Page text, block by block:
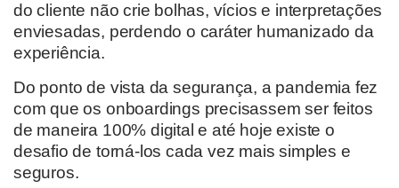
do cliente não crie bolhas, vícios e interpretações
enviesadas, perdendo o caráter humanizado da
experiência.
Do ponto de vista da segurança, a pandemia fez
com que os onboardings precisassem ser feitos
de maneira 100% digital e até hoje existe o
desafio de torná-los cada vez mais simples e
seguros.